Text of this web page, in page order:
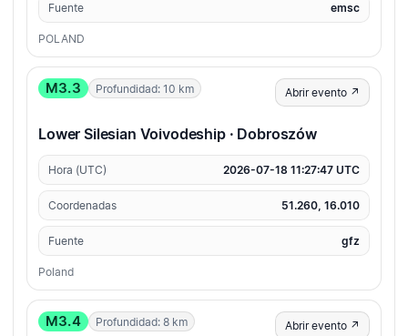
Fuente emsc
POLAND
M3.3 Profundidad: 10 km Abrir evento ↗
Lower Silesian Voivodeship · Dobroszów
Hora (UTC) 2026-07-18 11:27:47 UTC
Coordenadas 51.260, 16.010
Fuente gfz
Poland
M3.4 Profundidad: 8 km Abrir evento ↗